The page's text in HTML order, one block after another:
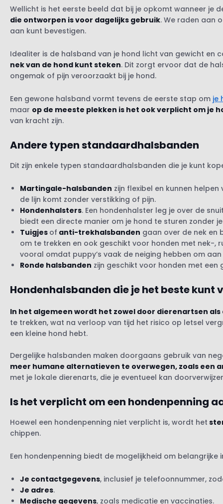
Trainingshalsband met afstandsbediening
Wat zijn elektronische halsbanden voor honden?
Clickertraining
Tractive Virtuele omheining: een alternatief
Kun je de licht- of geluidsfunctie van de
Wellicht is het eerste beeld dat bij je opkomt wanneer je
die ontworpen is voor dagelijks gebruik. We raden aan
aan kunt bevestigen.
Idealiter is de halsband van je hond licht van gewicht en
nek van de hond kunt steken. Dit zorgt ervoor dat de
ongemak of pijn veroorzaakt bij je hond.
Een gewone halsband vormt tevens de eerste stap om je
maar op de meeste plekken is het ook verplicht om je
van kracht zijn.
Andere typen standaardhalsbanden
Dit zijn enkele typen standaardhalsbanden die je kunt
Martingale-halsbanden zijn flexibel en kunnen
de lijn komt zonder verstikking of pijn.
Hondenhalsters. Een hondenhalster leg je over de
biedt een directe manier om je hond te sturen zonder
Tuigjes of anti-trekhalsbanden gaan over de nek en
om te trekken en ook geschikt voor honden met nek-,
vooral omdat puppy’s vaak de neiging hebben om
Ronde halsbanden zijn geschikt voor honden met een
Hondenhalsbanden die je het beste kunt
In het algemeen wordt het zowel door dierenartsen
te trekken, wat na verloop van tijd het risico op letsel
een kleine hond hebt.
Dergelijke halsbanden maken doorgaans gebruik van
meer humane alternatieven te overwegen, zoals een
met je lokale dierenarts, die je eventueel kan
Is het verplicht om een hondenpenning
Hoewel een hondenpenning niet verplicht is, wordt het
chippen.
Een hondenpenning biedt de mogelijkheid om
Je contactgegevens, inclusief je telefoonnummer,
Je adres.
Medische gegevens, zoals medicatie en vaccinaties.